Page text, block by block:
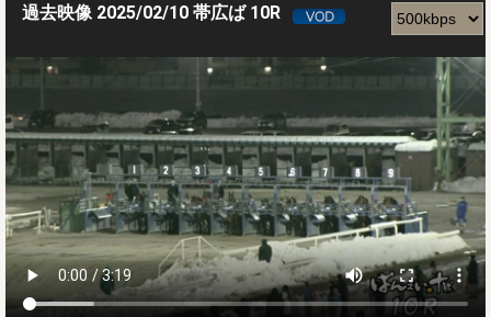
過去映像 2025/02/10 帯広ば 10R